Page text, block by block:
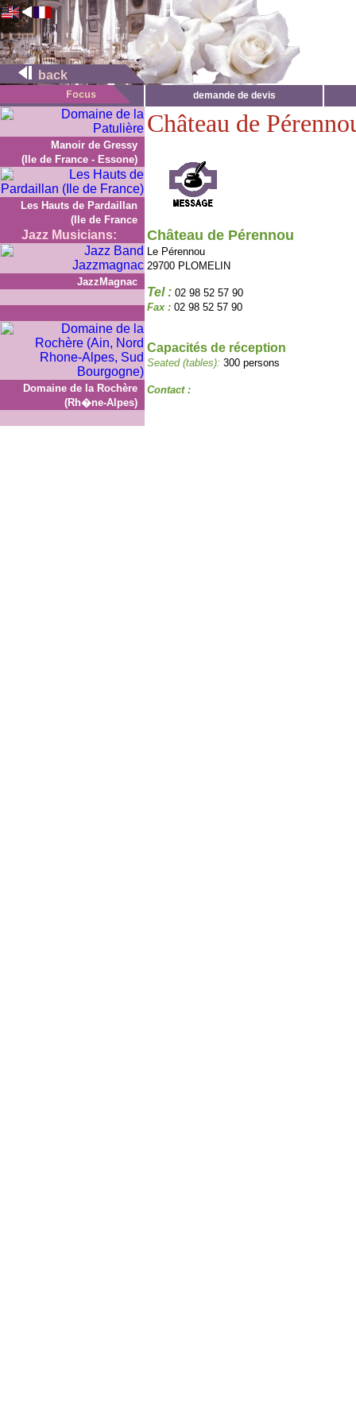
back
demande de devis
Manoir de Gressy
(Ile de France - Essone)
Les Hauts de Pardaillan
(Ile de France
Jazz Musicians:
JazzMagnac
Domaine de la Rochère
(Rh�ne-Alpes)
Château de
Château de Pérennou
Le Pérennou
29700 PLOMELIN
Tel : 02 98 52 57 90
Fax : 02 98 52 57 90
Capacités de réception
Seated (tables): 300 persons
Contact :